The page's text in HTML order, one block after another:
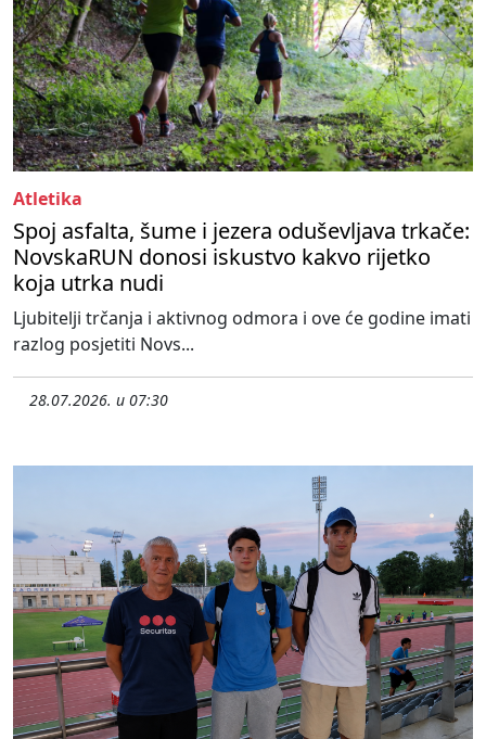
Atletika
Spoj asfalta, šume i jezera oduševljava trkače:
NovskaRUN donosi iskustvo kakvo rijetko
koja utrka nudi
Ljubitelji trčanja i aktivnog odmora i ove će godine imati
razlog posjetiti Novs...
28.07.2026. u 07:30